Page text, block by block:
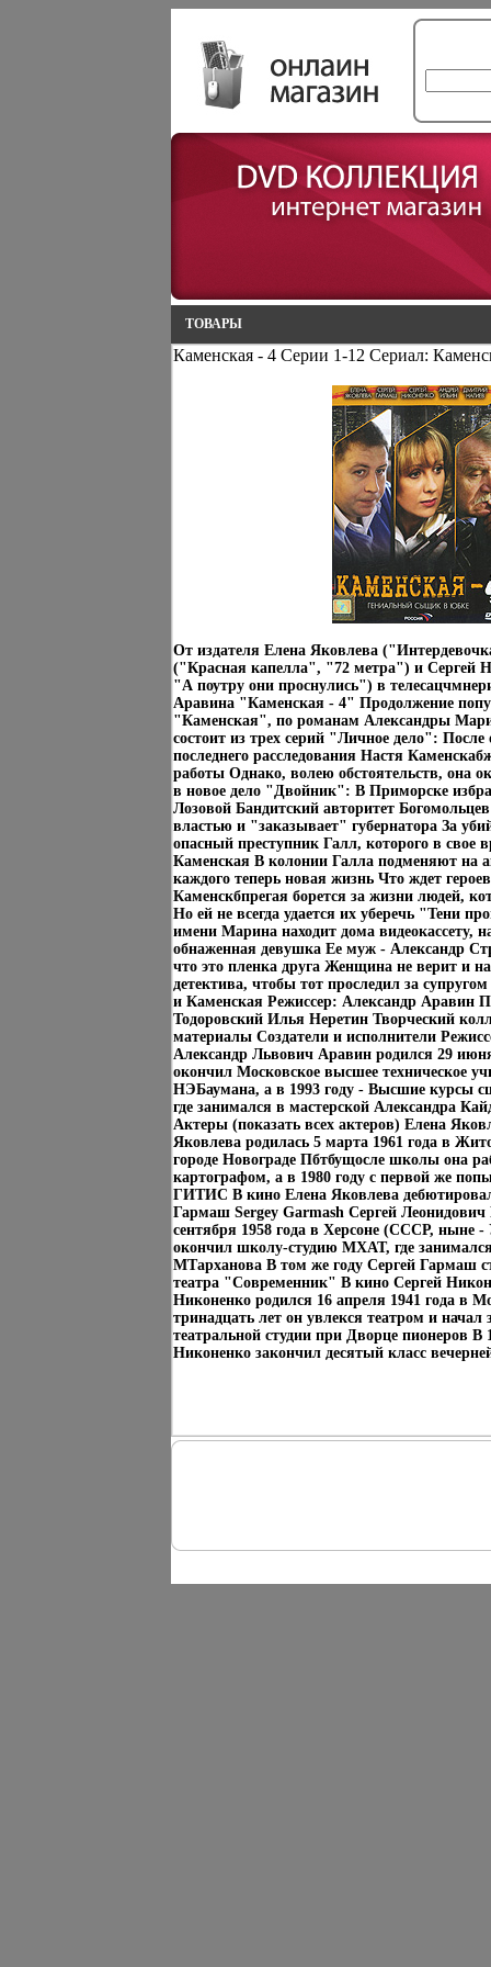
ТОВАРЫ
Каменская - 4 Серии 1-12 Сериал:
От издателя Елена Яковлева
("Красная капелла", "72 метра") и Сергей
"А поутру они проснулись") в
Аравина "Каменская - 4" Продолжение
"Каменская", по романам Александры
состоит из трех серий "Личное дело": После
последнего расследования Настя
работы Однако, волею обстоятельств, она
в новое дело "Двойник": В Приморске
Лозовой Бандитский авторитет
властью и "заказывает" губернатора За
опасный преступник Галл, которого в свое
Каменская В колонии Галла подменяют на
каждого теперь новая жизнь Что ждет
Каменскбпрегая борется за жизни людей,
Но ей не всегда удается их уберечь "Тени
имени Марина находит дома видеокассету,
обнаженная девушка Ее муж - Александр
что это пленка друга Женщина не верит и
детектива, чтобы тот проследил за
и Каменская Режиссер: Александр Аравин
Тодоровский Илья Неретин Творческий
материалы Создатели и исполнители
Александр Львович Аравин родился 29
окончил Московское высшее техническое
НЭБаумана, а в 1993 году - Высшие курсы
где занимался в мастерской Александра
Актеры (показать всех актеров) Елена
Яковлева родилась 5 марта 1961 года в
городе Новограде Пбтбущосле школы она
картографом, а в 1980 году с первой же
ГИТИС В кино Елена Яковлева
Гармаш Sergey Garmash Сергей
сентября 1958 года в Херсоне (СССР, ныне -
окончил школу-студию МХАТ, где
МТарханова В том же году Сергей Гармаш
театра "Современник" В кино Сергей
Никоненко родился 16 апреля 1941 года в
тринадцать лет он увлекся театром и начал
театральной студии при Дворце пионеров В
Никоненко закончил десятый класс